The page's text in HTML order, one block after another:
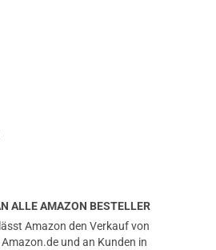
ALLE AMAZON BESTELLER
Amazon den Verkauf von
und an Kunden in